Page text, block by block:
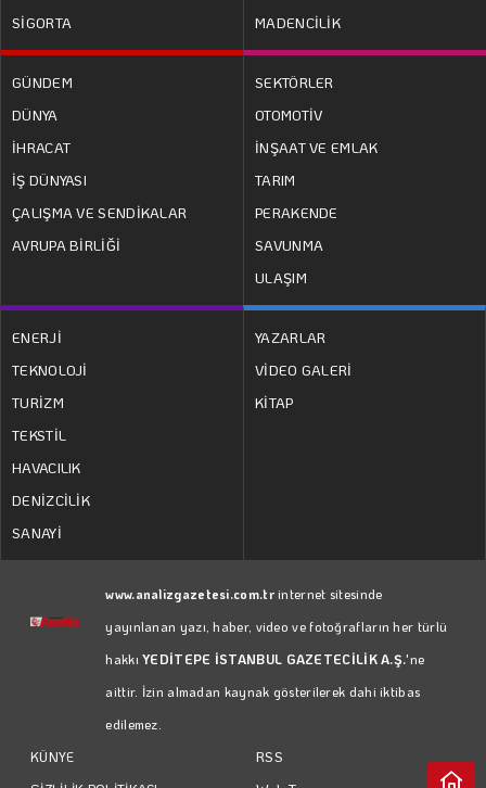
SİGORTA
MADENCİLİK
GÜNDEM
DÜNYA
İHRACAT
İŞ DÜNYASI
ÇALIŞMA VE SENDİKALAR
AVRUPA BİRLİĞİ
SEKTÖRLER
OTOMOTİV
İNŞAAT VE EMLAK
TARIM
PERAKENDE
SAVUNMA
ULAŞIM
ENERJİ
TEKNOLOJİ
TURİZM
TEKSTİL
HAVACILIK
DENİZCİLİK
SANAYİ
YAZARLAR
VİDEO GALERİ
KİTAP
www.analizgazetesi.com.trinternet sitesinde
yayınlanan yazı, haber, video ve fotoğrafların her türlü
hakkıYEDİTEPE İSTANBUL GAZETECİLİK A.Ş.'ne
aittir. İzin almadan kaynak gösterilerek dahi iktibas
edilemez.
KÜNYE
RSS